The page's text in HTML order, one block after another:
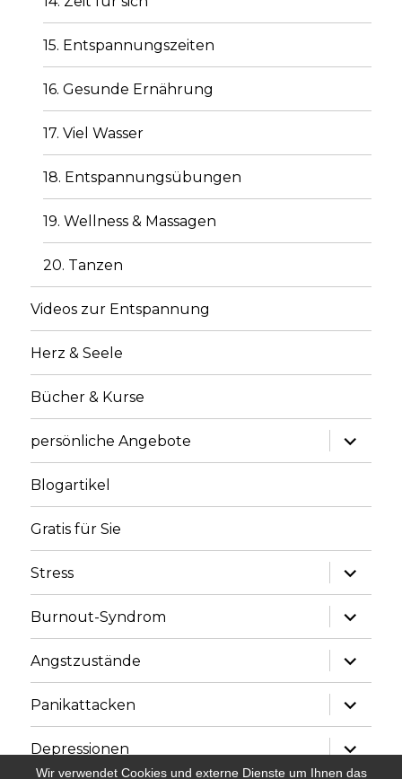
15. Entspannungszeiten
16. Gesunde Ernährung
17. Viel Wasser
18. Entspannungsübungen
19. Wellness & Massagen
20. Tanzen
Videos zur Entspannung
Herz & Seele
Bücher & Kurse
persönliche Angebote
Blogartikel
Gratis für Sie
Stress
Burnout-Syndrom
Angstzustände
Panikattacken
Depressionen
Wir verwendet Cookies und externe Dienste um Ihnen das